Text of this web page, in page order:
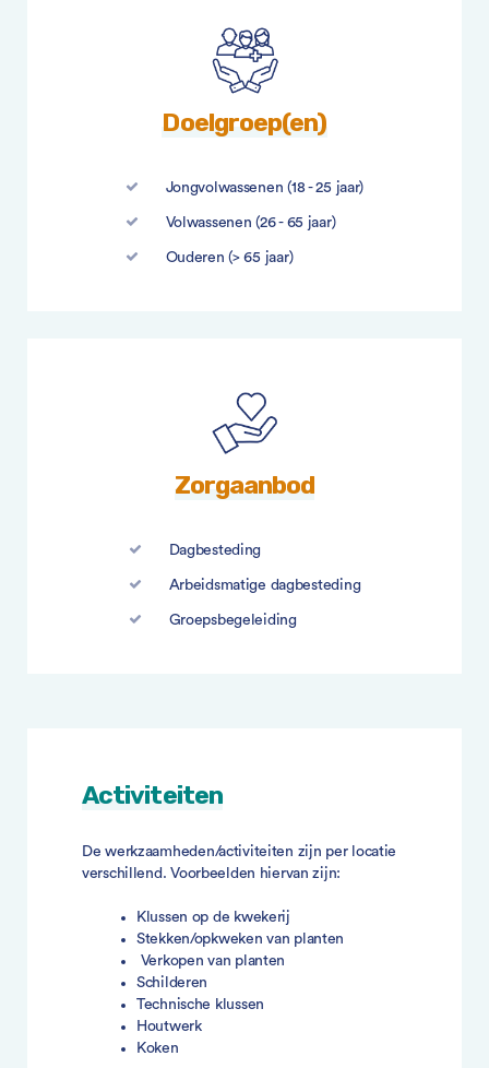
Doelgroep(en)
Jongvolwassenen (18 - 25 jaar)
Volwassenen (26 - 65 jaar)
Ouderen (> 65 jaar)
Zorgaanbod
Dagbesteding
Arbeidsmatige dagbesteding
Groepsbegeleiding
Activiteiten
De werkzaamheden/activiteiten zijn per locatie
verschillend. Voorbeelden hiervan zijn:
Klussen op de kwekerij
Stekken/opkweken van planten
Verkopen van planten
Schilderen
Technische klussen
Houtwerk
Koken